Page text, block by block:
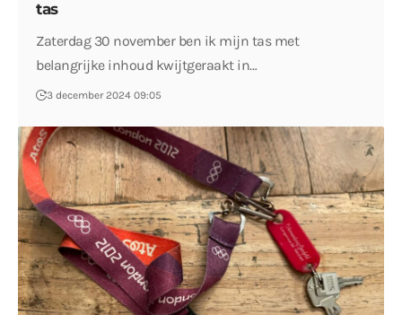
tas
Zaterdag 30 november ben ik mijn tas met
belangrijke inhoud kwijtgeraakt in…
3 december 2024 09:05